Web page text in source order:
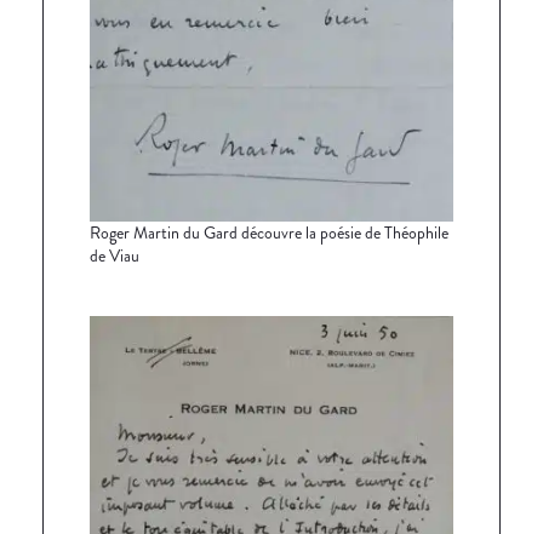
Roger Martin du Gard découvre la poésie de Théophile
de Viau